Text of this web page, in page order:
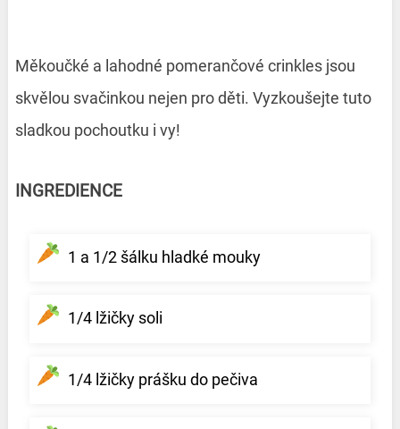
Měkoučké a lahodné pomerančové crinkles jsou
skvělou svačinkou nejen pro děti. Vyzkoušejte tuto
sladkou pochoutku i vy!
INGREDIENCE
1 a 1/2 šálku hladké mouky
1/4 lžičky soli
1/4 lžičky prášku do pečiva